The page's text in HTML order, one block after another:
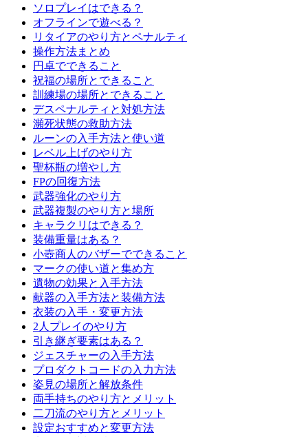
ソロプレイはできる？
オフラインで遊べる？
リタイアのやり方とペナルティ
操作方法まとめ
円卓でできること
祝福の場所とできること
訓練場の場所とできること
デスペナルティと対処方法
瀕死状態の救助方法
ルーンの入手方法と使い道
レベル上げのやり方
聖杯瓶の増やし方
FPの回復方法
武器強化のやり方
武器複製のやり方と場所
キャラクリはできる？
装備重量はある？
小壺商人のバザーでできること
マークの使い道と集め方
遺物の効果と入手方法
献器の入手方法と装備方法
衣装の入手・変更方法
2人プレイのやり方
引き継ぎ要素はある？
ジェスチャーの入手方法
プロダクトコードの入力方法
姿見の場所と解放条件
両手持ちのやり方とメリット
二刀流のやり方とメリット
設定おすすめと変更方法